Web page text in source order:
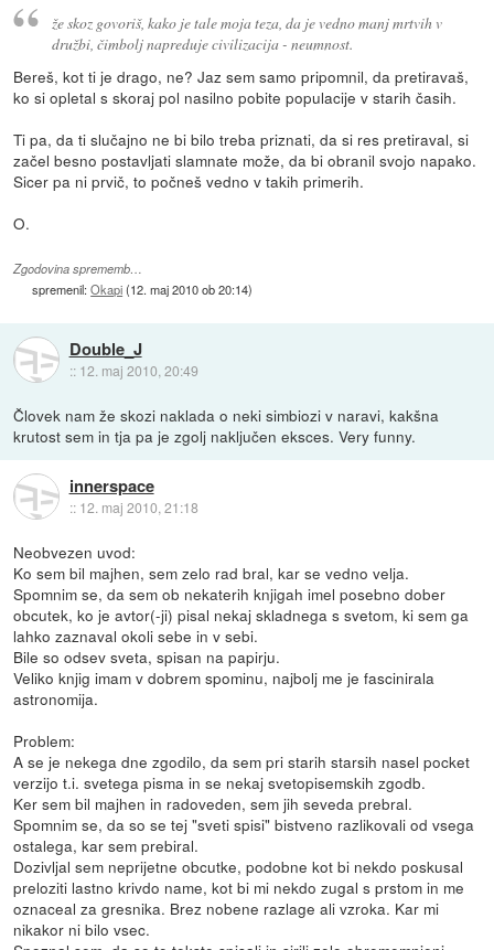
že skoz govoriš, kako je tale moja teza, da je vedno manj mrtvih v
družbi, čimbolj napreduje civilizacija - neumnost.
Bereš, kot ti je drago, ne? Jaz sem samo pripomnil, da pretiravaš,
ko si opletal s skoraj pol nasilno pobite populacije v starih časih.
Ti pa, da ti slučajno ne bi bilo treba priznati, da si res pretiraval, si
začel besno postavljati slamnate može, da bi obranil svojo napako.
Sicer pa ni prvič, to počneš vedno v takih primerih.
O.
Zgodovina sprememb…
spremenil:Okapi(12. maj 2010 ob 20:14)
Double_J
:: 12. maj 2010, 20:49
Človek nam že skozi naklada o neki simbiozi v naravi, kakšna
krutost sem in tja pa je zgolj naključen eksces. Very funny.
innerspace
:: 12. maj 2010, 21:18
Neobvezen uvod:
Ko sem bil majhen, sem zelo rad bral, kar se vedno velja.
Spomnim se, da sem ob nekaterih knjigah imel posebno dober
obcutek, ko je avtor(-ji) pisal nekaj skladnega s svetom, ki sem ga
lahko zaznaval okoli sebe in v sebi.
Bile so odsev sveta, spisan na papirju.
Veliko knjig imam v dobrem spominu, najbolj me je fascinirala
astronomija.
Problem:
A se je nekega dne zgodilo, da sem pri starih starsih nasel pocket
verzijo t.i. svetega pisma in se nekaj svetopisemskih zgodb.
Ker sem bil majhen in radoveden, sem jih seveda prebral.
Spomnim se, da so se tej "sveti spisi" bistveno razlikovali od vsega
ostalega, kar sem prebiral.
Dozivljal sem neprijetne obcutke, podobne kot bi nekdo poskusal
preloziti lastno krivdo name, kot bi mi nekdo zugal s prstom in me
oznaceal za gresnika. Brez nobene razlage ali vzroka. Kar mi
nikakor ni bilo vsec.